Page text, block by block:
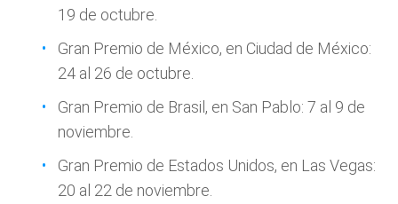
19 de octubre.
Gran Premio de México, en Ciudad de México:
24 al 26 de octubre.
Gran Premio de Brasil, en San Pablo: 7 al 9 de
noviembre.
Gran Premio de Estados Unidos, en Las Vegas:
20 al 22 de noviembre.